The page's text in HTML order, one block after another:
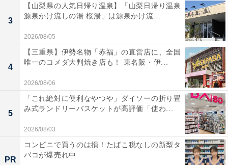
3
【山梨県の人気日帰り温泉】「山梨日帰り温泉
源泉かけ流しの湯 桜湯」は源泉かけ流...
2026/08/05
4
【三重県】伊勢名物「赤福」の直営店に、全国
唯一のコメダ大判焼き店も！ 東名阪・伊...
2026/08/06
5
「これ絶対に便利なやつや」ダイソーの折り畳
み式ランドリーバスケットが高評価「使わ...
2026/08/03
PR
コンビニで買うのは損！たばこ税なしの新型タ
バコが爆売れ中